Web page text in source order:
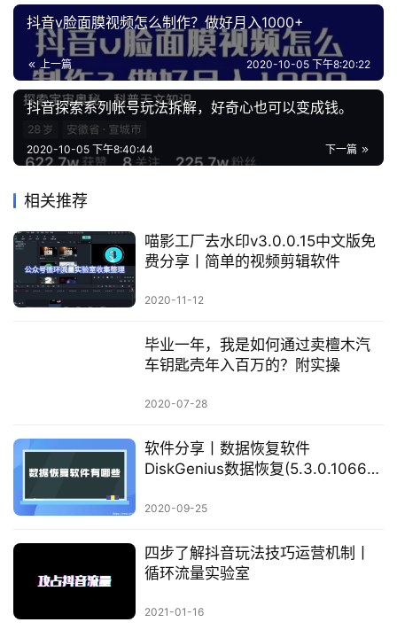
抖音v脸面膜视频怎么制作？做好月入1000+
上一篇 2020-10-05 下午8:20:22
抖音探索系列帐号玩法拆解，好奇心也可以变成钱。
下一篇
2020-10-05 下午8:40:44
相关推荐
喵影工厂去水印v3.0.0.15中文版免
费分享丨简单的视频剪辑软件
2020-11-12
毕业一年，我是如何通过卖檀木汽
车钥匙壳年入百万的？附实操
2020-07-28
软件分享丨数据恢复软件
DiskGenius数据恢复(5.3.0.1066)
2020-09-25
四步了解抖音玩法技巧运营机制丨
循环流量实验室
2021-01-16